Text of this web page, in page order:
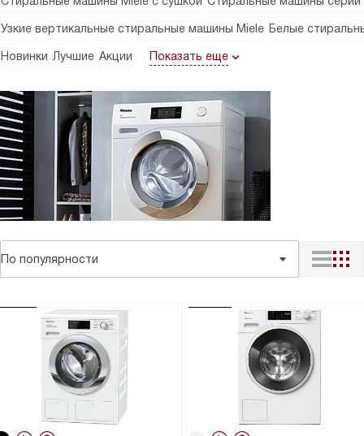
Узкие вертикальные стиральные машины Miele Белые
Новинки Лучшие Акции Показать еще
По популярности